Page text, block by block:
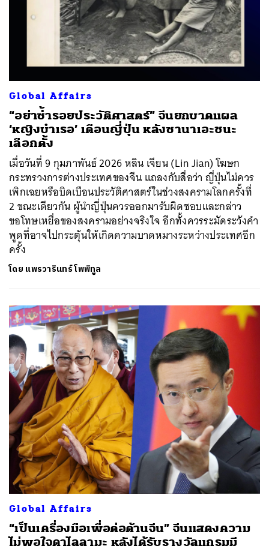
Global Affairs
“อย่าซ้ำรอยประวัติศาสตร์” จีนยกบาดแผล
‘หญิงบำเรอ’ เตือนญี่ปุ่น หลังซานาเอะชนะ
เลือกตั้ง
เมื่อวันที่ 9 กุมภาพันธ์ 2026 หลิน เจียน (Lin Jian) โฆษก
กระทรวงการต่างประเทศของจีน แถลงกับสื่อว่า ญี่ปุ่นไม่ควร
เพิกเฉยหรือบิดเบือนประวัติศาสตร์ในช่วงสงครามโลกครั้งที่
2 ขณะเดียวกัน ผู้นำญี่ปุ่นควรออกมารับผิดชอบและกล่าว
ขอโทษเหยื่อของสงครามอย่างจริงใจ อีกทั้งควรระมัดระวังคำ
พูดที่อาจไปกระตุ้นให้เกิดความบาดหมางระหว่างประเทศอีก
ครั้ง
โดย แพรวารินทร์ โพพิทูล
Global Affairs
“เป็นเครื่องมือเพื่อต่อต้านจีน” จีนแสดงความ
ไม่พอใจดาไลลามะ หลังได้รับรางวัลแกรมมี